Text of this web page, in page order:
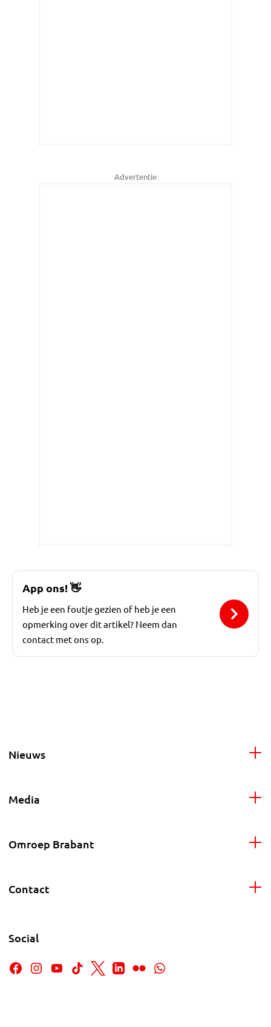
Advertentie
App ons!👋
Heb je een foutje gezien of heb je een
opmerking over dit artikel? Neem dan
contact met ons op.
Nieuws
Media
Omroep Brabant
Contact
Social